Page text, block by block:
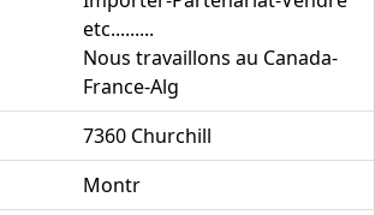
etc.........
Nous travaillons au Canada-
France-Alg
7360 Churchill
Montr